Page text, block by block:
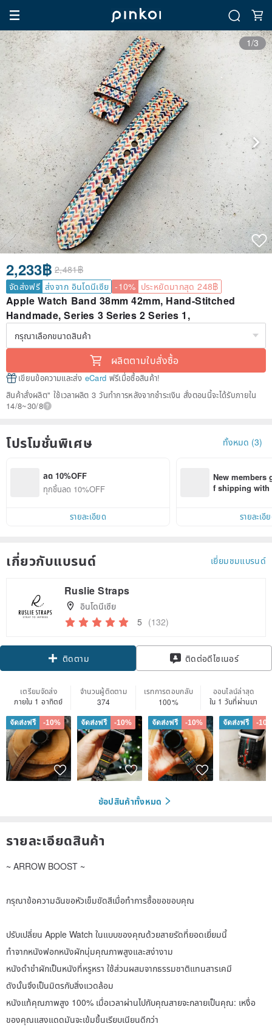
1/3
2,233฿ 2,481฿
จัดส่งฟรี ส่งจาก อินโดนีเซีย -10% ประหยัดมากสุด 248฿
Apple Watch Band 38mm 42mm, Hand-Stitched
Handmade, Series 3 Series 2 Series 1,
ผลิตตามใบสั่งซื้อ
เขียนข้อความและส่ง eCard ฟรีเมื่อซื้อสินค้า!
สินค้าสั่งผลิต" ใช้เวลาผลิต 3 วันทำการหลังจากชำระเงิน สั่งตอนนี้จะได้รับภายใน
14/8~30/8
โปรโมชั่นพิเศษ ทั้งหมด (3)
ลด 10%OFF
ทุกชิ้นลด 10%OFF
รายละเอียด
New members
f shipping
รายละเอี
เกี่ยวกับแบรนด์ เยี่ยมชมแบรนด์
Ruslie Straps
อินโดนีเซีย
5 (132)
ติดตาม ติดต่อดีไซเนอร์
เตรียมจัดส่ง
ภายใน 1 อาทิตย์
จำนวนผู้ติดตาม
374
เรทการตอบกลับ
100%
ออนไลน์ล่าสุด
ใน 1 วันที่ผ่านมา
จัดส่งฟรี -10% จัดส่งฟรี -10% จัดส่งฟรี -10% จัดส่งฟรี -
ช้อปสินค้าทั้งหมด
รายละเอียดสินค้า
~ ARROW BOOST ~
กรุณาข้อความฉันขอหัวเข็มขัดสีเมื่อทำการซื้อขอขอบคุณ
ปรับเปลี่ยน Apple Watch ในแบบของคุณด้วยสายรัดที่ยอดเยี่ยมนี้
ทำจากหนังฟอกหนังผักนุ่มคุณภาพสูงและสง่างาม
หนังดำขำผักเป็นหนังที่หรูหรา ใช้ส่วนผสมจากธรรมชาติแทนสารเคมี
ดังนั้นจึงเป็นมิตรกับสิ่งแวดล้อม
หนังแท้คุณภาพสูง 100% เมื่อเวลาผ่านไปกับคุณสายจะกลายเป็นคุณ: เหงื่อ
ของคุณแสงแดดมันจะเข้มขึ้นเรียบเนียนดีกว่า